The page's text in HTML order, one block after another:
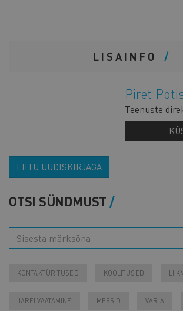
LISAINFO
Piret
Teenuste
LIITU UUDISKIRJAGA
OTSI SÜNDMUST
KONTAKTÜRITUSED KOOLITUSED
JÄRELVAATAMINE MESSID VARIA